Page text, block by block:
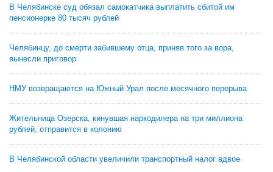
В Челябинске суд обязал самокатчика выплатить сбитой им
пенсионерке 80 тысяч рублей
Челябинцу, до смерти забившему отца, приняв того за вора,
вынесли приговор
НМУ возвращаются на Южный Урал после месячного перерыва
Жительница Озерска, кинувшая наркодилера на три миллиона
рублей, отправится в колонию
В Челябинской области увеличили транспортный налог вдвое